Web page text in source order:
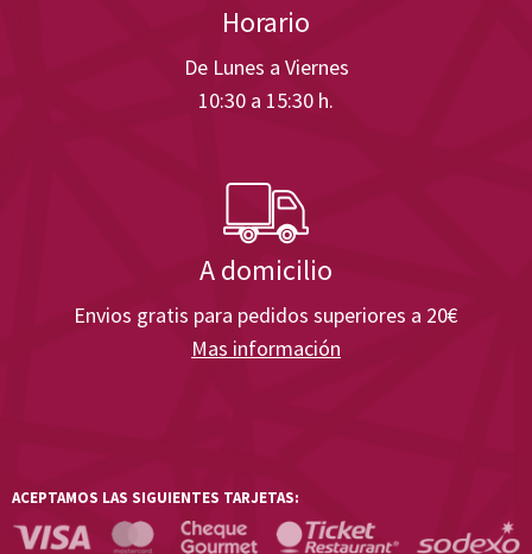
Horario
De Lunes a Viernes
10:30 a 15:30 h.
A domicilio
Envios gratis para pedidos superiores a 20€
Mas información
ACEPTAMOS LAS SIGUIENTES TARJETAS: